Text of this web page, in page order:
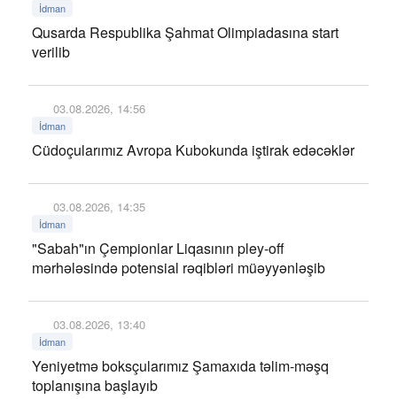
İdman
Qusarda Respublika Şahmat Olimpiadasına start
verilib
03.08.2026, 14:56
İdman
Cüdoçularımız Avropa Kubokunda iştirak edəcəklər
03.08.2026, 14:35
İdman
"Sabah"ın Çempionlar Liqasının pley-off
mərhələsində potensial rəqibləri müəyyənləşib
03.08.2026, 13:40
İdman
Yeniyetmə boksçularımız Şamaxıda təlim-məşq
toplanışına başlayıb